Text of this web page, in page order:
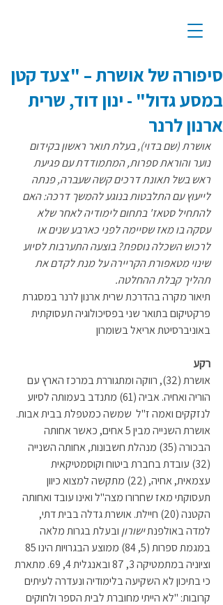
סיפורה של אושרת – "צעד קטן
במסע גדול" - ינון דוד, שרית
ארנון לרנר
אושרת (שם בדוי), בעלת תואר ראשון בקידום
נוער והוראת ספרות, המתמודדת עם פגיעת
ראש בשל תאונת דרכים קשה שעברה, פנתה
לייעוץ עם התלבטות בנוגע להמשך דרכה: האם
להתחיל סטאז' בתחום לימודיה לאחר שלא
עסקה בו מאז שסיימה לפני כארבע שנים או
לרכוש השכלה נוספת? בוצעה התערבות לסיוע
שינוי מטאפורת הקריירה על מנת לקדם את
תהליך קבלת ההחלטה.
תיאור מקרה בהדרכת שרית ארנון לרנר במסגרת
פרקטיקום בתואר שני בפסיכולוגיה תעסוקתית
באוניברסיטת אריאל בשומרון
רקע
אושרת (32), רווקה ומתגוררת במרכז הארץ עם
הוריה ואחיה. אביה (61) מתנדב בעמותה לסיוע
לנזקקים ואמה ז"ל  שמשה כמטפלת בבית אבות.
אושרת השנייה מבין 5 אחים, כאשר אחותה
הבכורה (35) מנהלת חשבונות, אחותה השנייה
(32) עובדת בחברת ביטוח וקוסמטיקאית
עצמאית, אחיה, (22) מתקשה למצוא כיוון
תעסוקתי מאז שחרורו מצה"ל ואינו עובד ואחותה
הקטנה (20) חיילת. אושרת גדלה בבית דתי,
למדה באולפנת ישורון ובעלת בגרות מלאה
וציוניה במתמטיקה 3, 87 ובאנגלית 4, 69. מתארת
כי בתיכון לא השקיעה בלימודיה ונעדרה לעיתים
קרובות: "לא הייתי מחוברת לבית הספר ולחוקים